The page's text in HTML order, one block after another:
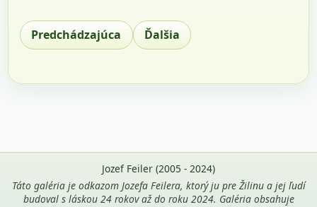
Predchádzajúca Ďalšia
Jozef Feiler (2005 - 2024)
Táto galéria je odkazom Jozefa Feilera, ktorý ju pre Žilinu a jej ľudí
budoval s láskou 24 rokov až do roku 2024. Galéria obsahuje